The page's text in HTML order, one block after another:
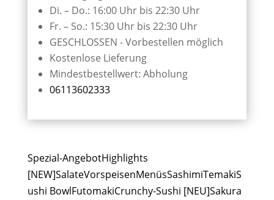
Di. – Do.: 16:00 Uhr bis 22:30 Uhr
Fr. – So.: 15:30 Uhr bis 22:30 Uhr
GESCHLOSSEN - Vorbestellen möglich
Kostenlose Lieferung
Mindestbestellwert: Abholung
06113602333
Spezial-AngebotHighlights
[NEW]SalateVorspeisenMenüsSashimiTemakiS
ushi BowlFutomakiCrunchy-Sushi [NEU]Sakura